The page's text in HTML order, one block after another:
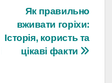
Як правильно
вживати горіхи:
Історія, користь та
цікаві факти